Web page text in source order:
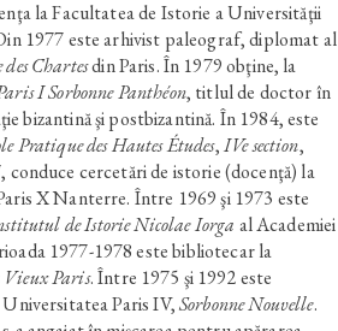
la Facultatea de Istorie a Universităţii
1977 este arhivist paleograf, diplomat al
Chartesdin Paris. În 1979 obţine, la
I Sorbonne Panthéon, titlul de doctor în
bizantină şi postbizantină. În 1984, este
Pratique des Hautes Études,IVe section,
conduce cercetări de istorie (docenţă) la
X Nanterre. Între 1969 şi 1973 este
de Istorie Nicolae Iorga al Academiei
1977-1978 este bibliotecar la
Paris. Între 1975 şi 1992 este
Paris IV,Sor­bonne Nouvelle.